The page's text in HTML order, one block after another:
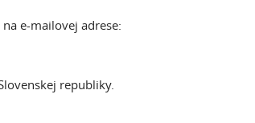
e-mailovej adrese:
republiky.